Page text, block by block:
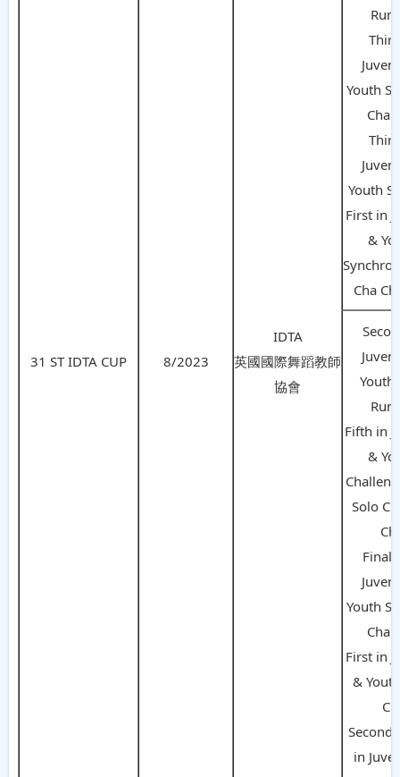
31 ST IDTA CUP 8/2023
IDTA
英國國際舞蹈教師
協會
Youth
Cha
Youth
First in
&
Cha
Youth
Fifth in
&
Solo
Youth
Cha
First in
&
Second
in